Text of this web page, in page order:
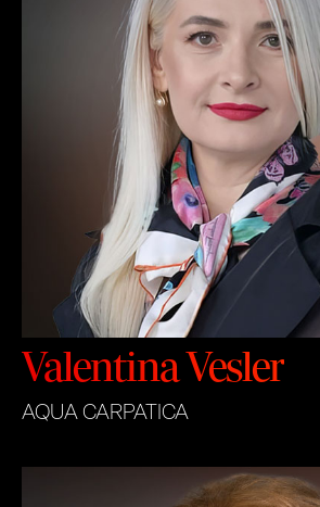
Valentina Vesler
AQUA CARPATICA